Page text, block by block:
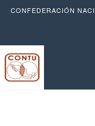
CONFEDERACIÓN